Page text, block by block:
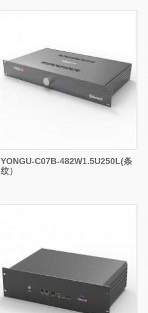
YONGU-C07B-482W1.5U250L(条
纹）